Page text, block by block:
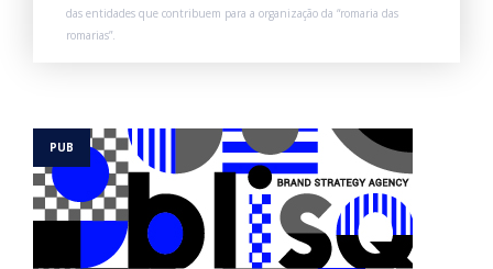
das entidades que contribuem para a organização da “romaria das
romarias”.